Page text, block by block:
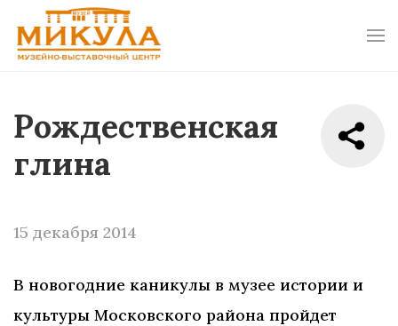
Рождественская
глина
15 декабря 2014
В новогодние каникулы в музее истории и
культуры Московского района пройдет